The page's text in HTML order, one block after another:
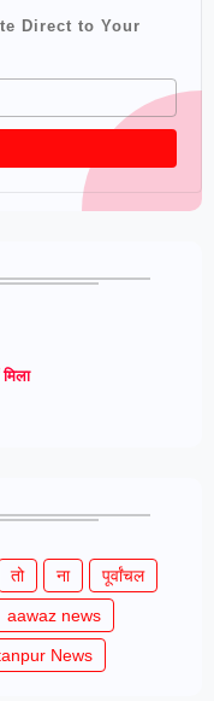
Direct to Your
तो ना पूर्वांचल
aawaz news
News